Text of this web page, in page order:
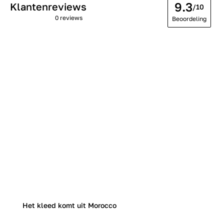
Het kleed komt uit Morocco
Klantenreviews
0 reviews
9.3/10
Beoordeling